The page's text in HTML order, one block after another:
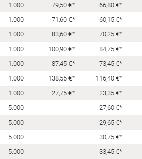
1.000 79,50 €* 66,80 €*
1.000 71,60 €* 60,15 €*
1.000 83,60 €* 70,25 €*
1.000 100,90 €* 84,75 €*
1.000 87,45 €* 73,45 €*
1.000 138,55 €* 116,40 €*
1.000 27,75 €* 23,35 €*
5.000 27,60 €*
5.000 29,65 €*
5.000 30,75 €*
5.000 33,45 €*